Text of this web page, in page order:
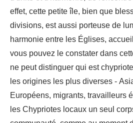
effet, cette petite île, bien que
divisions, est aussi porteuse de
harmonie entre les Églises,
vous pouvez le constater dans
ne peut distinguer qui est
les origines les plus diverses -
Européens, migrants, travailleurs
les Chypriotes locaux un seul